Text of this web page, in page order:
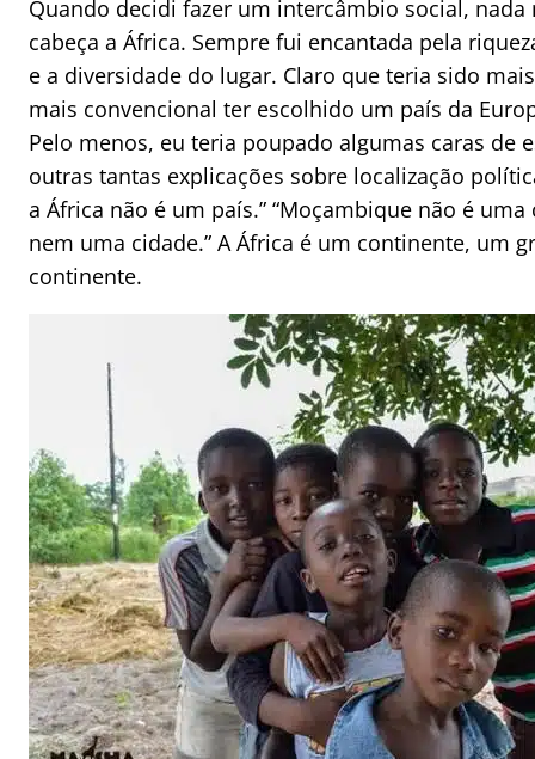
Quando decidi fazer um intercâmbio social, nada
cabeça a África. Sempre fui encantada pela
e a diversidade do lugar. Claro que teria sido
mais convencional ter escolhido um país da
Pelo menos, eu teria poupado algumas caras de
outras tantas explicações sobre localização
a África não é um país.” “Moçambique não é
nem uma cidade.” A África é um continente, um
continente.